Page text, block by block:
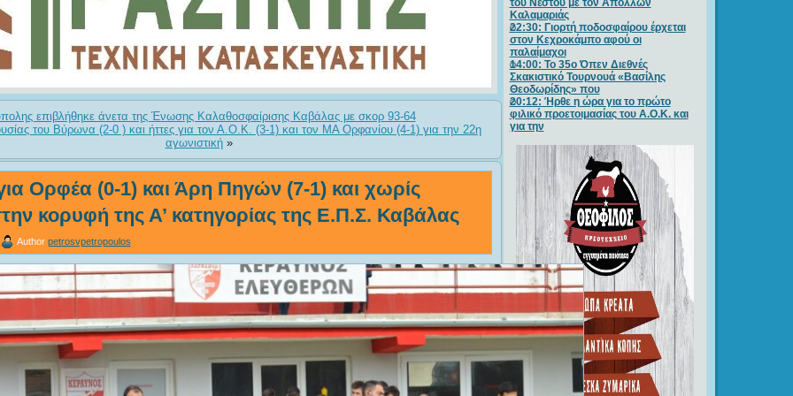
επιβλήθηκε άνετα της Ένωσης Καλαθοσφαίρισης Καβάλας με σκορ 93-64
του Βύρωνα (2-0 ) και ήττες για τον Α.Ο.Κ. (3-1) και τον ΜΑ Ορφανίου (4-1) για την 22η
αγωνιστική»
Ορφέα (0-1) και Άρη Πηγών (7-1) και χωρίς
κορυφή της Α’ κατηγορίας της Ε.Π.Σ. Καβάλας
Author petrosvpetropoulos
του Νέστου με τον Απόλλων
Καλαμαριάς
22:30: Γιορτή ποδοσφαίρου έρχεται
στον Κεχροκάμπο αφού οι
παλαίμαχοι
14:00: Το 35ο Όπεν Διεθνές
Σκακιστικό Τουρνουά «Βασίλης
Θεοδωρίδης» που
20:12: Ήρθε η ώρα για το πρώτο
φιλικό προετοιμασίας του Α.Ο.Κ. και
για την